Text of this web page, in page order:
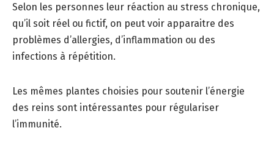
Selon les personnes leur réaction au stress chronique,
qu’il soit réel ou fictif, on peut voir apparaitre des
problèmes d’allergies, d’inflammation ou des
infections à répétition.
Les mêmes plantes choisies pour soutenir l’énergie
des reins sont intéressantes pour régulariser
l’immunité.